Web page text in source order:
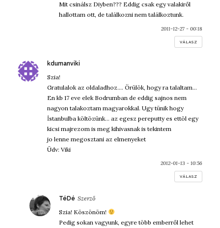
Mit csinálsz Diyben??? Eddig csak egy valakiről
hallottam ott, de találkozni nem találkoztunk.
2011-12-27 - 00:18
VÁLASZ
kdumanvikiszerint:
Szia!
Gratulalok az oldaladhoz…. Örülök, hogy ra talaltam…
En kb 17 eve elek Bodrumban de eddig sajnos nem
nagyon talakoztam magyarokkal. Ugy tünik hogy
İstanbulba költözünk… az egesz pereputty es ettöl egy
kicsi majrezom is meg kihivasnak is tekintem
jo lenne megosztani az elmenyeket
Üdv: Viki
2012-01-13 - 10:56
VÁLASZ
TéDé szerint:
Szia! Köszönöm!
Pedig sokan vagyunk, egyre több emberről lehet